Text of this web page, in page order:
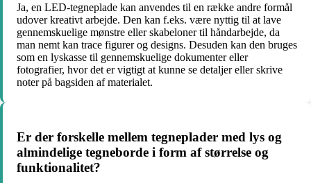
Ja, en LED-tegneplade kan anvendes til en række andre formål
udover kreativt arbejde. Den kan f.eks. være nyttig til at lave
gennemskuelige mønstre eller skabeloner til håndarbejde, da
man nemt kan trace figurer og designs. Desuden kan den bruges
som en lyskasse til gennemskuelige dokumenter eller
fotografier, hvor det er vigtigt at kunne se detaljer eller skrive
noter på bagsiden af materialet.
Er der forskelle mellem tegneplader med lys og
almindelige tegneborde i form af størrelse og
funktionalitet?